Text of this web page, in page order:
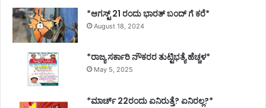
*ಆಗಸ್ಟ್ 21 ರಂದು ಭಾರತ್‌ ಬಂದ್‌ ಗೆ ಕರೆ*
August 18, 2024
*ರಾಜ್ಯ ಸರ್ಕಾರಿ ನೌಕರರ ತುಟ್ಟಿಭತ್ಯೆ ಹೆಚ್ಚಳ*
May 5, 2025
*ಮಾರ್ಚ್ 22ರಂದು ಏನಿರುತ್ತೆ? ಏನಿರಲ್ಲ?*